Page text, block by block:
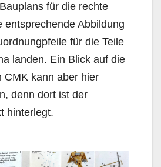
für die rechte
entsprechende Abbildung
für die Teile
landen. Ein Blick auf die
CMK kann aber hier
denn dort ist der
hinterlegt.